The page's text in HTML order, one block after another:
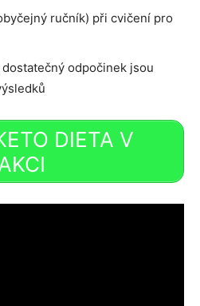
ručník) při cvičení pro
odpočinek jsou
DIETA V